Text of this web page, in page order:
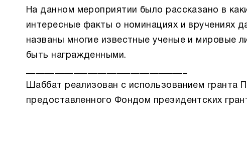
На данном мероприятии было рассказано в
интересные факты о номинациях и вручениях
названы многие известные ученые и мировые
быть награжденными.
Шаббат реализован с использованием гранта
предоставленного Фондом президентских